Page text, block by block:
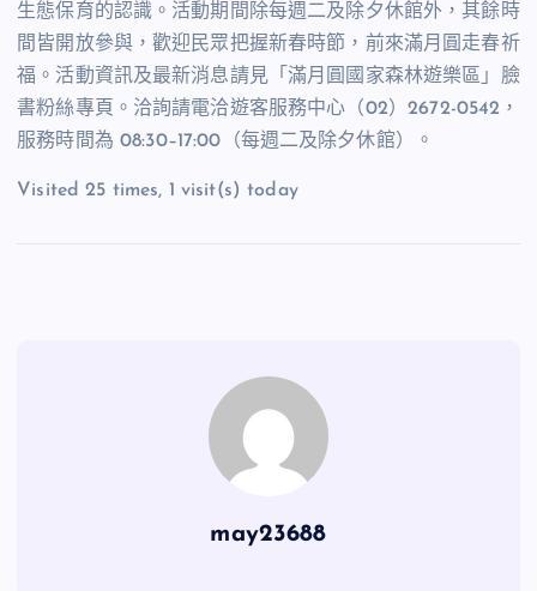
生態保育的認識。活動期間除每週二及除夕休館外，其餘時
間皆開放參與，歡迎民眾把握新春時節，前來滿月圓走春祈
福。活動資訊及最新消息請見「滿月圓國家森林遊樂區」臉
書粉絲專頁。洽詢請電洽遊客服務中心（02）2672-0542 ，
服務時間為 08:30–17:00 （每週二及除夕休館）。
Visited 25 times, 1 visit(s) today
may23688